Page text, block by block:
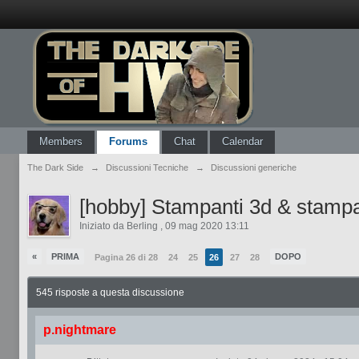
Members Forums Chat Calendar
The Dark Side → Discussioni Tecniche → Discussioni generiche
[hobby] Stampanti 3d &
Iniziato da Berling , 09 mag 2020 13:11
« PRIMA Pagina 26 di 28 24 25 26 27 28 DOPO
545 risposte a questa discussione
p.nightmare